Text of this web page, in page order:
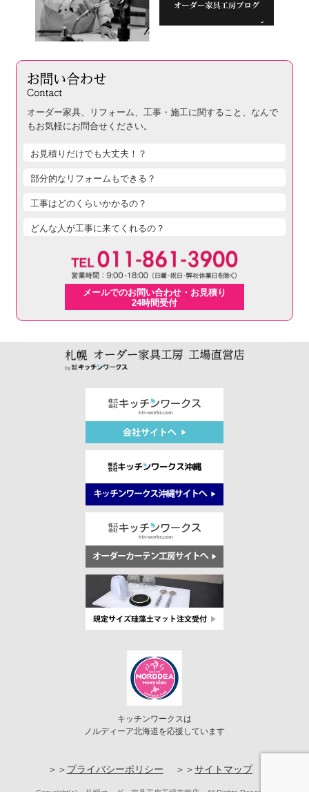
オーダー家具、リフォーム、工事・施工に関すること、 なんで
もお気軽にお問合せください。
お見積りだけでも大丈夫！？
部分的なリフォームもできる？
工事はどのくらいかかるの？
どんな人が工事に来てくれるの？
メールでのお問い合わせ・お見積り
24時間受付
キッチンワークスは
ノルディーア北海道を応援しています
プライバシーポリシー サイトマップ